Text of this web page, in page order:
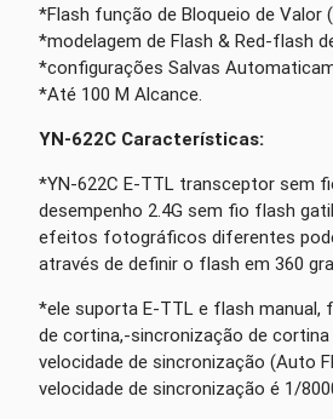
*Flash função de Bloqueio de Valor
*modelagem de Flash & Red-flash
*configurações Salvas
*Até 100 M Alcance.
YN-622C Características:
*YN-622C E-TTL transceptor sem
desempenho 2.4G sem fio flash
efeitos fotográficos diferentes
através de definir o flash em 360
*ele suporta E-TTL e flash manual,
de cortina,-sincronização de
velocidade de sincronização (Auto
velocidade de sincronização é 1/